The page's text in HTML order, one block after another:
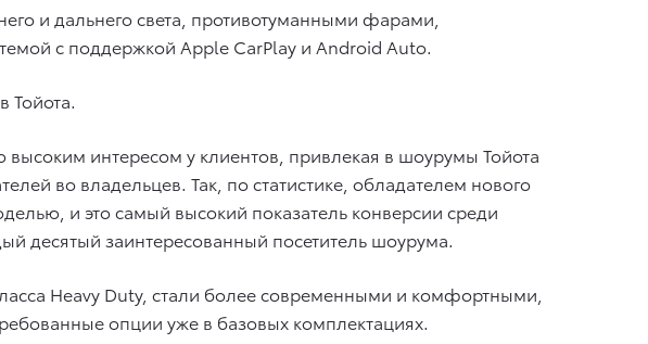
и дальнего света, противотуманными фарами,
с поддержкой Apple CarPlay и Android Auto.
Тойота.
интересом у клиентов, привлекая в шоурумы Тойота
во владельцев. Так, по статистике, обладателем нового
и это самый высокий показатель конверсии среди
десятый заинтересованный посетитель шоурума.
Heavy Duty, стали более современными и комфортными,
опции уже в базовых комплектациях.